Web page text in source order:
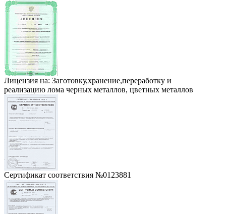
Лицензия на: Заготовку,хранение,переработку и
реализацию лома черных металлов, цветных металлов
Сертификат соответствия №0123881